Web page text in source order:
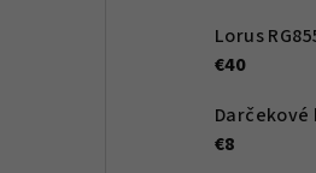
Lorus
€40
Darčekové
€8